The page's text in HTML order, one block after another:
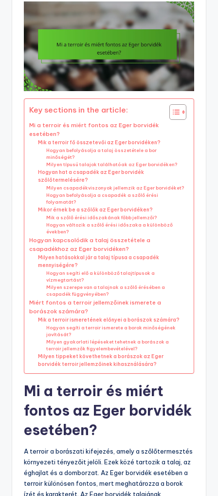
Key sections in the article:
Mi a terroir és miért fontos az Eger borvidék
esetében?
Mik a terroir fő összetevői az Eger borvidéken?
Hogyan befolyásolja a talaj összetétele a bor
minőségét?
Milyen típusú talajok találhatóak az Eger borvidéken?
Hogyan hat a csapadék az Eger borvidék
szőlőtermelésére?
Milyen csapadékviszonyok jellemzik az Eger borvidéket?
Hogyan befolyásolja a csapadék a szőlő érési
folyamatát?
Mikor érnek be a szőlők az Eger borvidéken?
Mik a szőlő érési időszakának főbb jellemzői?
Hogyan változik a szőlő érési időszaka a különböző
években?
Hogyan kapcsolódik a talaj összetétele a
csapadékhoz az Eger borvidéken?
Milyen hatásokkal jár a talaj típusa a csapadék
mennyiségére?
Hogyan segíti elő a különböző talajtípusok a
vízmegtartást?
Milyen szerepe van a talajnak a szőlő érésében a
csapadék függvényében?
Miért fontos a terroir jellemzőinek ismerete a
borászok számára?
Mik a terroir ismeretének előnyei a borászok számára?
Hogyan segíti a terroir ismerete a borok minőségének
javítását?
Milyen gyakorlati lépéseket tehetnek a borászok a
terroir jellemzők figyelembevételével?
Milyen tippeket követhetnek a borászok az Eger
borvidék terroir jellemzőinek kihasználására?
Mi a terroir és miért
fontos az Eger borvidék
esetében?
A terroir a borászati kifejezés, amely a szőlőtermesztés
környezeti tényezőit jelöli. Ezek közé tartozik a talaj, az
éghajlat és a domborzat. Az Eger borvidék esetében a
terroir különösen fontos, mert meghatározza a borok
ízét és karakterét. Az Eger borvidék talajának